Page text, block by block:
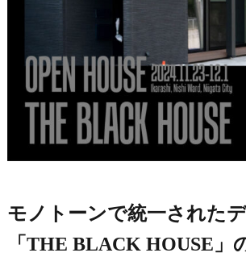
モノトーンで統一された
「THE BLACK HOUSE」